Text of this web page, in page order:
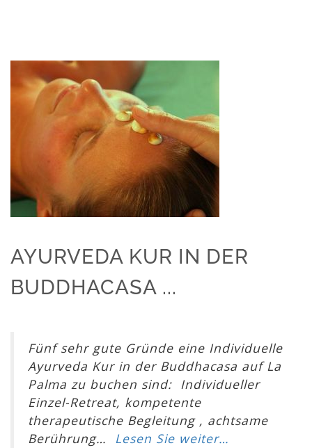
AYURVEDA KUR IN DER
BUDDHACASA ...
Fünf sehr gute Gründe eine Individuelle
Ayurveda Kur in der Buddhacasa auf La
Palma zu buchen sind: Individueller
Einzel-Retreat, kompetente
therapeutische Begleitung , achtsame
Berührung… Lesen Sie weiter…